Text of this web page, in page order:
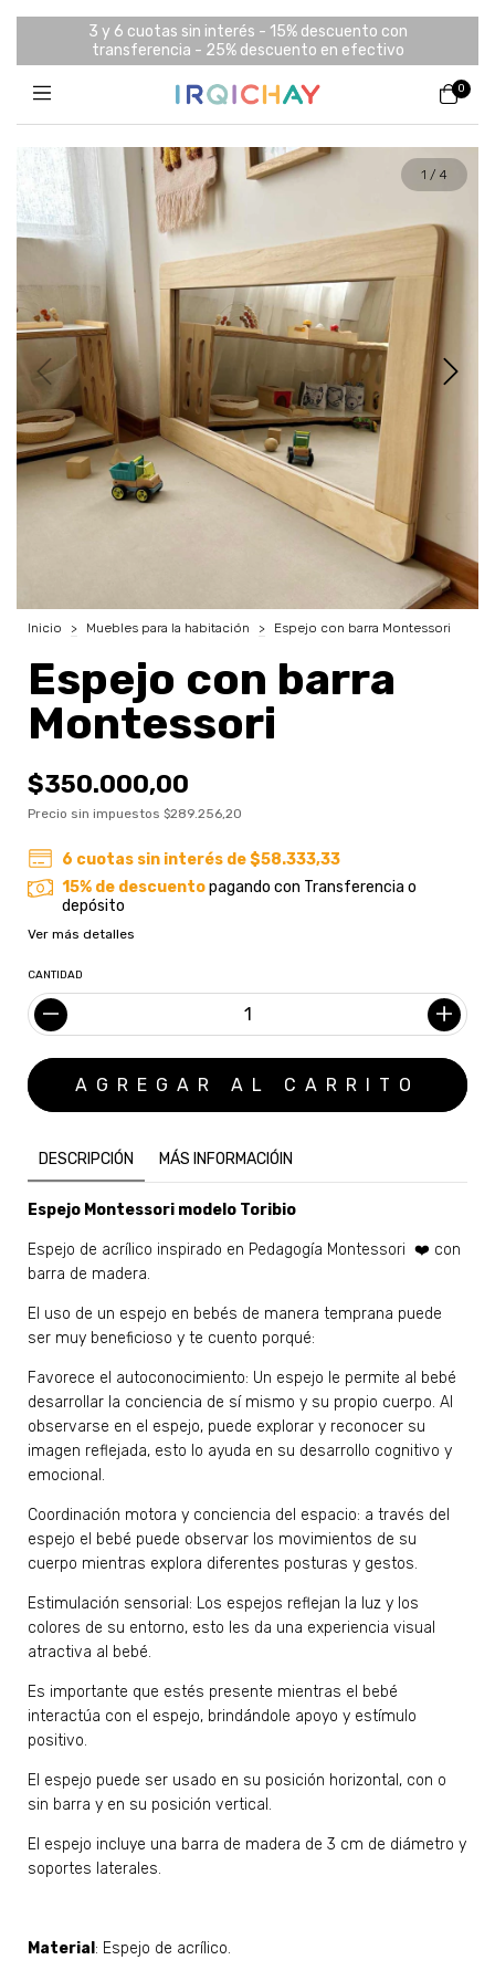
3 y 6 cuotas sin interés - 15% descuento con
transferencia - 25% descuento en efectivo
0
1 / 4
Inicio > Muebles para la habitación > Espejo con barra Montessori
Espejo con barra
Montessori
$350.000,00
Precio sin impuestos $289.256,20
6 cuotas sin interés de$58.333,33
15% de descuentopagando con Transferencia o
depósito
Ver más detalles
CANTIDAD
DESCRIPCIÓN MÁS INFORMACIÓIN
Espejo Montessori modelo Toribio
Espejo de acrílico inspirado en Pedagogía Montessori ❤️ con
barra de madera.
El uso de un espejo en bebés de manera temprana puede
ser muy beneficioso y te cuento porqué:
Favorece el autoconocimiento: Un espejo le permite al bebé
desarrollar la conciencia de sí mismo y su propio cuerpo. Al
observarse en el espejo, puede explorar y reconocer su
imagen reflejada, esto lo ayuda en su desarrollo cognitivo y
emocional.
Coordinación motora y conciencia del espacio: a través del
espejo el bebé puede observar los movimientos de su
cuerpo mientras explora diferentes posturas y gestos.
Estimulación sensorial: Los espejos reflejan la luz y los
colores de su entorno, esto les da una experiencia visual
atractiva al bebé.
Es importante que estés presente mientras el bebé
interactúa con el espejo, brindándole apoyo y estímulo
positivo.
El espejo puede ser usado en su posición horizontal, con o
sin barra y en su posición vertical.
El espejo incluye una barra de madera de 3 cm de diámetro y
soportes laterales.
Material : Espejo de acrílico.